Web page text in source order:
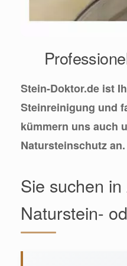
Stein-Doktor.de ist
Steinreinigung und
kümmern uns auch
Natursteinschutz
Sie suchen
Naturstein-